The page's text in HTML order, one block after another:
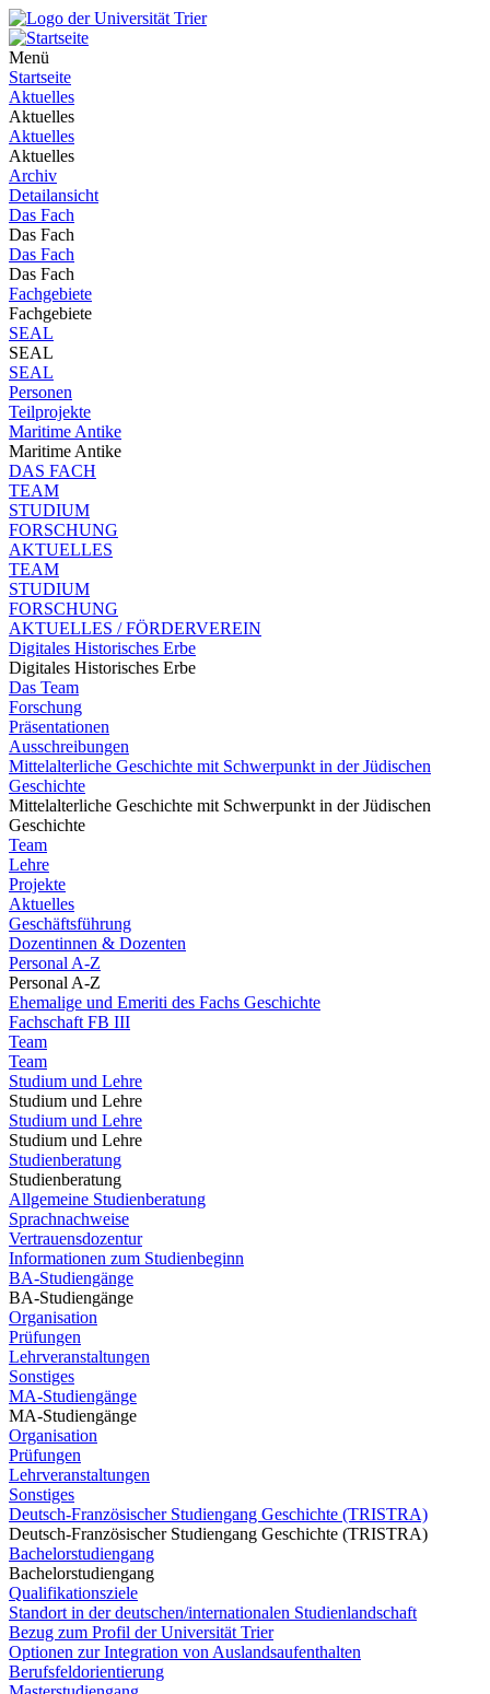
Menü
Startseite
Aktuelles
Aktuelles
Aktuelles
Aktuelles
Archiv
Detailansicht
Das Fach
Das Fach
Das Fach
Das Fach
Fachgebiete
Fachgebiete
SEAL
SEAL
SEAL
Personen
Teilprojekte
Maritime Antike
Maritime Antike
DAS FACH
TEAM
STUDIUM
FORSCHUNG
AKTUELLES
TEAM
STUDIUM
FORSCHUNG
AKTUELLES / FÖRDERVEREIN
Digitales Historisches Erbe
Digitales Historisches Erbe
Das Team
Forschung
Präsentationen
Ausschreibungen
Mittelalterliche Geschichte mit Schwerpunkt in der Jüdischen
Geschichte
Mittelalterliche Geschichte mit Schwerpunkt in der Jüdischen
Geschichte
Team
Lehre
Projekte
Aktuelles
Geschäftsführung
Dozentinnen & Dozenten
Personal A-Z
Personal A-Z
Ehemalige und Emeriti des Fachs Geschichte
Fachschaft FB III
Team
Team
Studium und Lehre
Studium und Lehre
Studium und Lehre
Studium und Lehre
Studienberatung
Studienberatung
Allgemeine Studienberatung
Sprachnachweise
Vertrauensdozentur
Informationen zum Studienbeginn
BA-Studiengänge
BA-Studiengänge
Organisation
Prüfungen
Lehrveranstaltungen
Sonstiges
MA-Studiengänge
MA-Studiengänge
Organisation
Prüfungen
Lehrveranstaltungen
Sonstiges
Deutsch-Französischer Studiengang Geschichte (TRISTRA)
Deutsch-Französischer Studiengang Geschichte (TRISTRA)
Bachelorstudiengang
Bachelorstudiengang
Qualifikationsziele
Standort in der deutschen/internationalen Studienlandschaft
Bezug zum Profil der Universität Trier
Optionen zur Integration von Auslandsaufenthalten
Berufsfeldorientierung